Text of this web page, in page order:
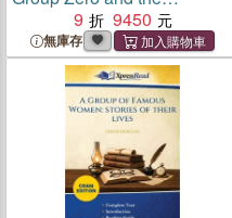
Development of New Media
in Postwar European Art
9 9450
無庫存